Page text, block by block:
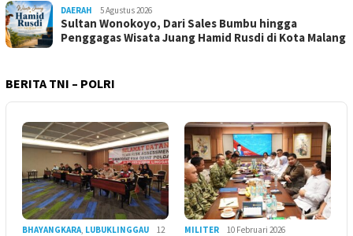
DAERAH 5 Agustus 2026
Sultan Wonokoyo, Dari Sales Bumbu hingga
Penggagas Wisata Juang Hamid Rusdi di Kota Malang
BERITA TNI – POLRI
BHAYANGKARA, LUBUKLINGGAU
12
MILITER 10 Februari 2026